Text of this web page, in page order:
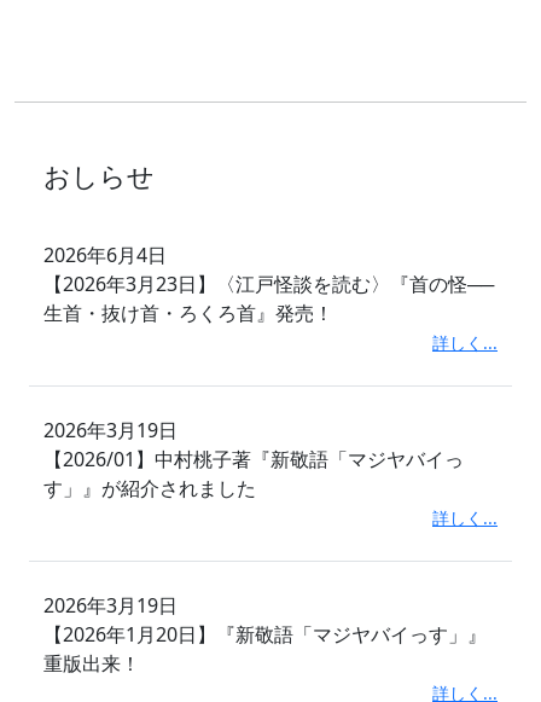
おしらせ
2026年6月4日
【2026年3月23日】〈江戸怪談を読む〉『首の怪──
生首・抜け首・ろくろ首』発売！
詳しく...
2026年3月19日
【2026/01】中村桃子著『新敬語「マジヤバイっ
す」』が紹介されました
詳しく...
2026年3月19日
【2026年1月20日】『新敬語「マジヤバイっす」』
重版出来！
詳しく...